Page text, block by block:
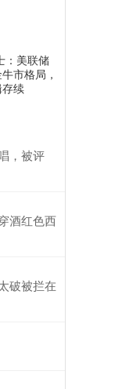
：美联储
市格局，
续
，被评
酒红色西
破被拦在